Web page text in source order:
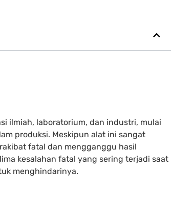
ilmiah, laboratorium, dan industri, mulai
produksi. Meskipun alat ini sangat
fatal dan mengganggu hasil
kesalahan fatal yang sering terjadi saat
menghindarinya.